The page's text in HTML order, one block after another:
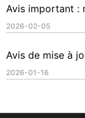
Avis important :
2026-02-05
Avis de mise à
2026-01-16